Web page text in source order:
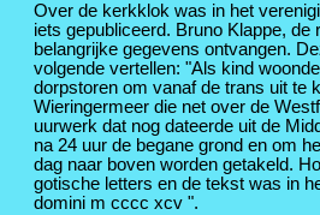
Over de kerkklok was in het
iets gepubliceerd. Bruno Klappe,
belangrijke gegevens ontvangen.
volgende vertellen: "Als kind
dorpstoren om vanaf de trans uit te
Wieringermeer die net over de
uurwerk dat nog dateerde uit de
na 24 uur de begane grond en om
dag naar boven worden getakeld.
gotische letters en de tekst was in
domini m cccc xcv ".